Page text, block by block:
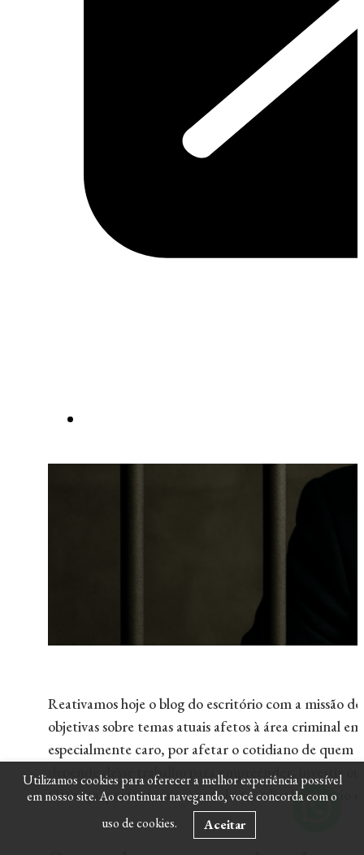
Reativamos hoje o blog do escritório com a missão
objetivas sobre temas atuais afetos à área criminal
especialmente caro, por afetar o cotidiano de quem
depende desse trabalho para empreender, investir
Começo, portanto, com um alerta: o livre exercício
Utilizamos cookies para oferecer a melhor experiência possível
em nosso site. Ao continuar navegando, você concorda com o
uso de cookies.
Aceitar